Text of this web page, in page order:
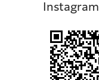
Instagram